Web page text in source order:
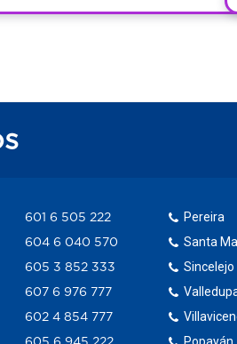
601 6 505 222
604 6 040 570
605 3 852 333
607 6 976 777
602 4 854 777
Pereira
Santa
Sincelejo